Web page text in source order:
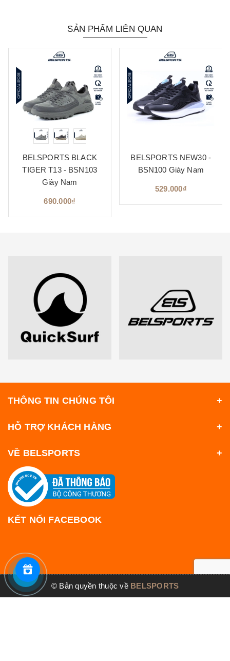
SẢN PHẨM LIÊN QUAN
BELSPORTS BLACK
TIGER T13 - BSN103
Giày Nam
690.000₫
BELSPORTS NEW30 -
BSN100 Giày Nam
529.000₫
THÔNG TIN CHÚNG TÔI
HỖ TRỢ KHÁCH HÀNG
VỀ BELSPORTS
KẾT NỐI FACEBOOK
© Bản quyền thuộc về BELSPORTS